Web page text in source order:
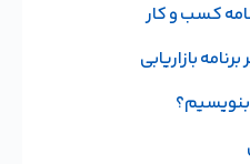
کسب و کار
بازاریابی
بنویسیم؟